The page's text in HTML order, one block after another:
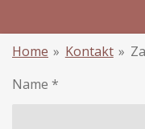
Home » Kontakt »
Name *